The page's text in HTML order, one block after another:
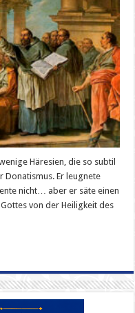
Häresien, die so subtil
Donatismus. Er leugnete
nicht… aber er säte einen
von der Heiligkeit des